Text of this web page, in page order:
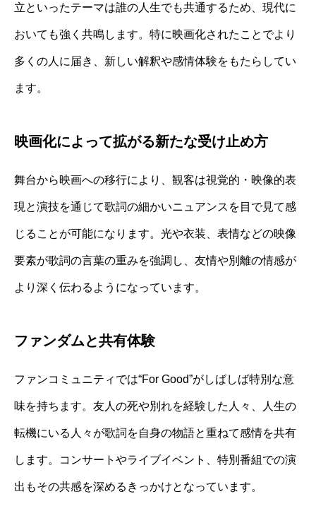
立といったテーマは誰の人生でも共通するため、現代に
おいても強く共鳴します。特に映画化されたことでより
多くの人に届き、新しい解釈や感情体験をもたらしてい
ます。
映画化によって拡がる新たな受け止め方
舞台から映画への移行により、観客は視覚的・映像的表
現と演技を通じて歌詞の細かいニュアンスを目で見て感
じることが可能になります。光や衣装、表情などの映像
要素が歌詞の言葉の重みを強調し、友情や別離の情感が
より深く伝わるようになっています。
ファンダムと共有体験
ファンコミュニティでは“For Good”がしばしば特別な意
味を持ちます。友人の死や別れを経験した人々、人生の
転機にいる人々が歌詞を自身の物語と重ねて感情を共有
します。コンサートやライブイベント、特別番組での演
出もその共感を深めるきっかけとなっています。